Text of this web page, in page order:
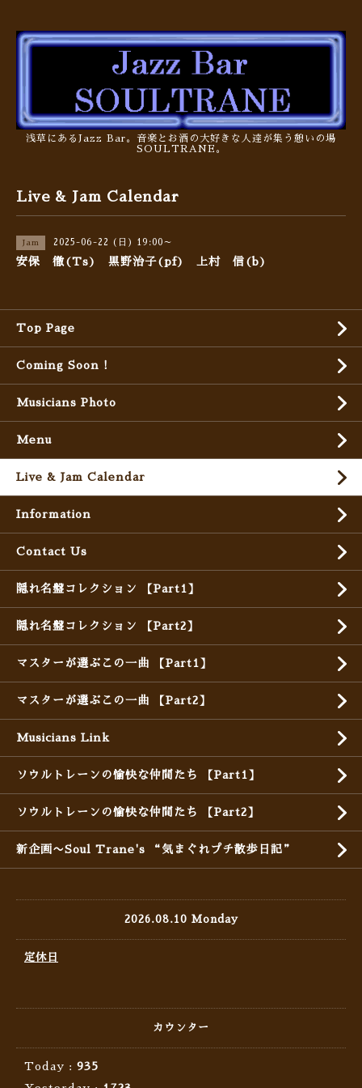
浅草にあるJazz Bar。音楽とお酒の大好きな人達が集う憩いの場
SOULTRANE。
Live & Jam Calendar
Jam 2025-06-22 (日) 19:00～
安保 徹(Ts) 黒野治子(pf) 上村 信(b)
Top Page
Coming Soon !
Musicians Photo
Menu
Live & Jam Calendar
Information
Contact Us
隠れ名盤コレクション 【Part1】
隠れ名盤コレクション 【Part2】
マスターが選ぶこの一曲 【Part1】
マスターが選ぶこの一曲 【Part2】
Musicians Link
ソウルトレーンの愉快な仲間たち 【Part1】
ソウルトレーンの愉快な仲間たち 【Part2】
新企画〜Soul Trane's “気まぐれプチ散歩日記”
2026.08.10 Monday
定休日
カウンター
Today : 935